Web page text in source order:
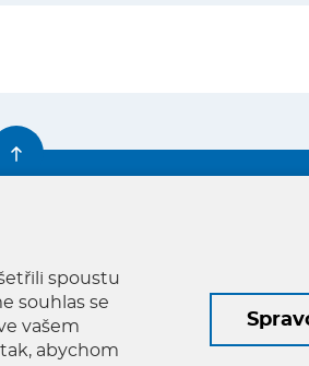
spoustu
souhlas se
vašem
abychom